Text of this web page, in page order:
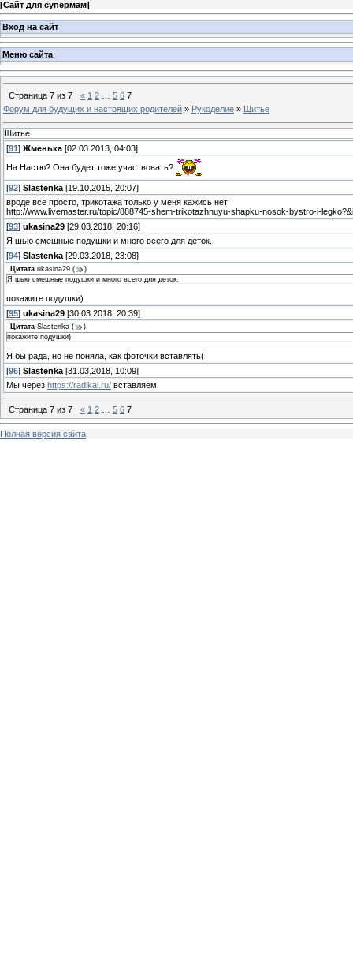
[Сайт для супермам]
Вход на сайт
Меню сайта
Страница 7 из 7 « 1 2 5 6 7
Форум для будущих и настоящих родителей » Рукоделие » Шитье
Шитье
[91 ] Жменька [02.03.2013, 04:03]
На Настю? Она будет тоже участвовать?
[92] Slastenka [19.10.2015, 20:07]
вроде все просто, трикотажа только у меня кажись нет
http://www.livemaster.ru/topic/888745-shem-trikotazhnuyu-shapku-nosok-bystro-i-
[93] ukasina29 [29.03.2018, 20:16]
Я шью смешные подушки и много всего для деток.
[94] Slastenka [29.03.2018, 23:08]
Цитата ukasina29 (
)
Я шью смешные подушки и много всего для деток.
покажите подушки)
[95] ukasina29 [30.03.2018, 20:39]
Цитата Slastenka (
)
покажите подушки)
Я бы рада, но не поняла, как фоточки вставлять(
[96] Slastenka [31.03.2018, 10:09]
Мы через https://radikal.ru/ вставляем
Страница 7 из 7 « 1 2 5 6 7
Полная версия сайта